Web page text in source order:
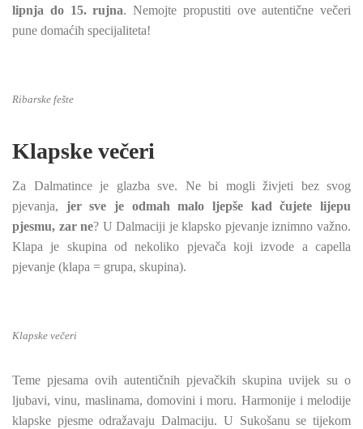
lipnja do 15. rujna. Nemojte propustiti ove autentične večeri
pune domaćih specijaliteta!
Ribarske fešte
Klapske večeri
Za Dalmatince je glazba sve. Ne bi mogli živjeti bez svog
pjevanja, jer sve je odmah malo ljepše kad čujete lijepu
pjesmu, zar ne? U Dalmaciji je klapsko pjevanje iznimno važno.
Klapa je skupina od nekoliko pjevača koji izvode a capella
pjevanje (klapa = grupa, skupina).
Klapske večeri
Teme pjesama ovih autentičnih pjevačkih skupina uvijek su o
ljubavi, vinu, maslinama, domovini i moru. Harmonije i melodije
klapske pjesme odražavaju Dalmaciju. U Sukošanu se tijekom